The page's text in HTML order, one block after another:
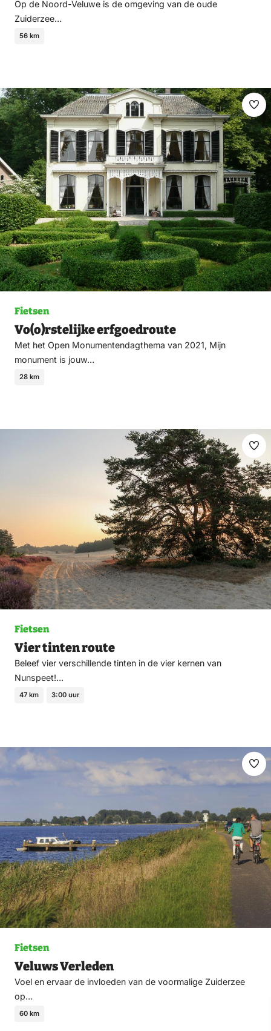
Op de Noord-Veluwe is de omgeving van de oude
Zuiderzee…
56 km
Fietsen
Vo(o)rstelijke erfgoedroute
Met het Open Monumentendagthema van 2021, Mijn
monument is jouw…
28 km
Fietsen
Vier tinten route
Beleef vier verschillende tinten in de vier kernen van
Nunspeet!…
47 km 3:00 uur
Fietsen
Veluws Verleden
Voel en ervaar de invloeden van de voormalige Zuiderzee
op…
60 km